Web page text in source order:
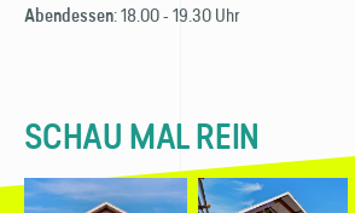
Abendessen: 18.00 - 19.30 Uhr
SCHAU MAL REIN